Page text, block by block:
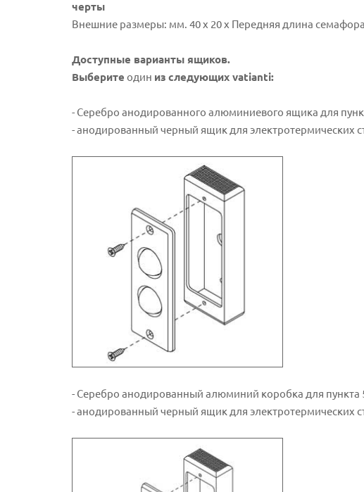
черты
Внешние размеры: мм. 40 х 20 х Передняя длина семафора
Доступные варианты ящиков.
Выберите один из следующих vatianti:
- Серебро анодированного алюминиевого ящика для
- анодированный черный ящик для электротермических
- Серебро анодированный алюминий коробка для пункта
- анодированный черный ящик для электротермических